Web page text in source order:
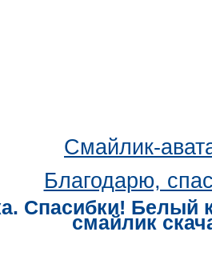
Смайлик-
Благодарю,
Спасибки! Белый
смайлик